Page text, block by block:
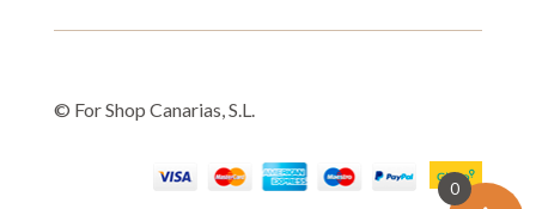
© For Shop Canarias, S.L.
0